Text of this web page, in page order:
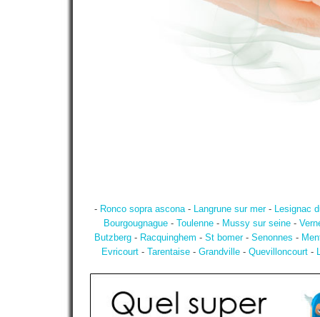
- Ronco sopra ascona- Langrune sur mer- Lesignac
Bourgougnague- Toulenne- Mussy sur seine-
Butzberg- Racquinghem - St bomer- Senonnes -
Evricourt - Tarentaise - Grandville - Quevilloncourt -